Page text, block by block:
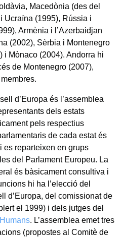
Macedònia (des del
Ucraïna (1995), Rússia i
Armènia i l’Azerbaidjan
(2002), Sèrbia i Montenegro
i Mònaco (2004). Andorra hi
de Montenegro (2007),
d’Europa és l’assemblea
dels estats
pels respectius
de cada estat és
es reparteixen en grups
del Parlament Europeu. La
és bàsicament consultiva i
hi ha l’elecció del
d’Europa, del comissionat de
el 1999) i dels jutges del
. L’assemblea emet tres
(propostes al Comitè de